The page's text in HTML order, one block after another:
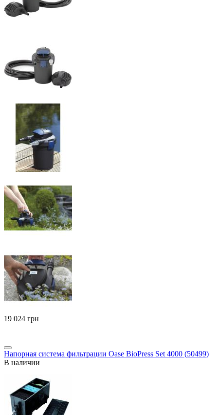
‍19 024‍ грн
Напорная система фильтрации Oase BioPress Set 4000 (50499)
В наличии